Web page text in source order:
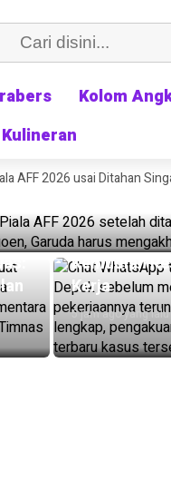
Kolom
Kulineran
Kolom
Kulineran
2026 usai Ditahan
1-1
Chat
Mutilasi
Kemudian
Kerja
5 jam ago yang lalu